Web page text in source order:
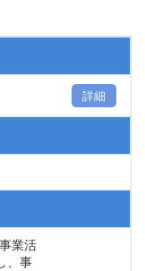
詳細
業活
、事